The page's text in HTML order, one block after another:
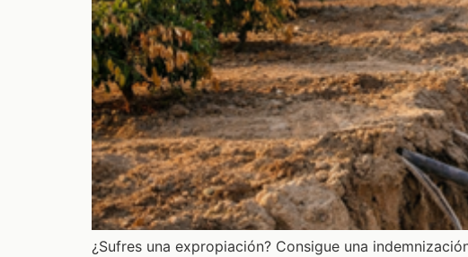
¿Sufres una expropiación? Consigue una